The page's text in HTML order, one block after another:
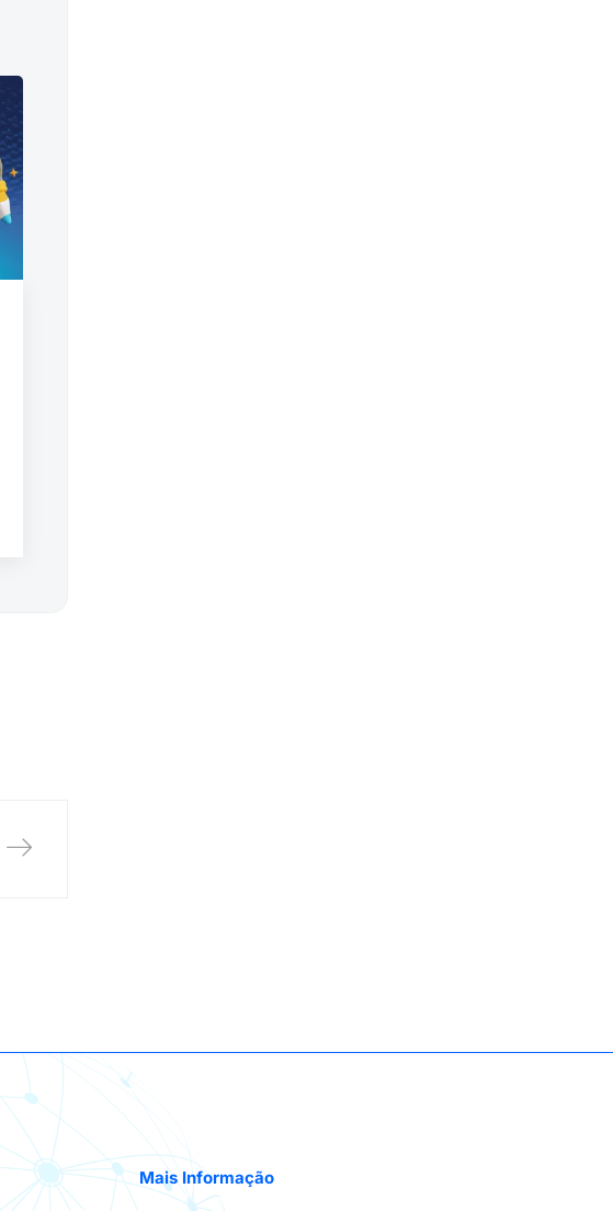
Mais Informação